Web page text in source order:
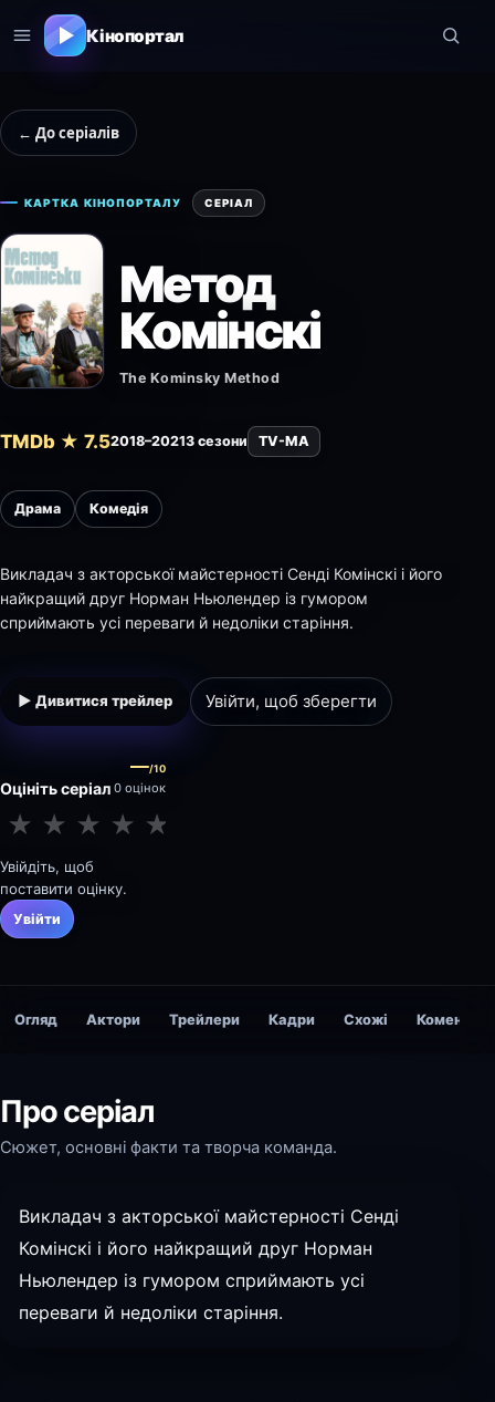
Кінопортал
← До серіалів
КАРТКА КІНОПОРТАЛУ СЕРІАЛ
Метод
Комінскі
The Kominsky Method
TMDb ★ 7.52018–20213 сезони TV-MA
Драма Комедія
Викладач з акторської майстерності Сенді Комінскі і його
найкращий друг Норман Ньюлендер із гумором
сприймають усі переваги й недоліки старіння.
▶ Дивитися трейлер Увійти, щоб зберегти
Оцініть серіал
—/10
0 оцінок
★ ★ ★ ★ ★
Увійдіть, щоб
поставити оцінку.
Увійти
Огляд Актори Трейлери Кадри Схожі Коментарі
Про серіал
Сюжет, основні факти та творча команда.
Викладач з акторської майстерності Сенді
Комінскі і його найкращий друг Норман
Ньюлендер із гумором сприймають усі
переваги й недоліки старіння.